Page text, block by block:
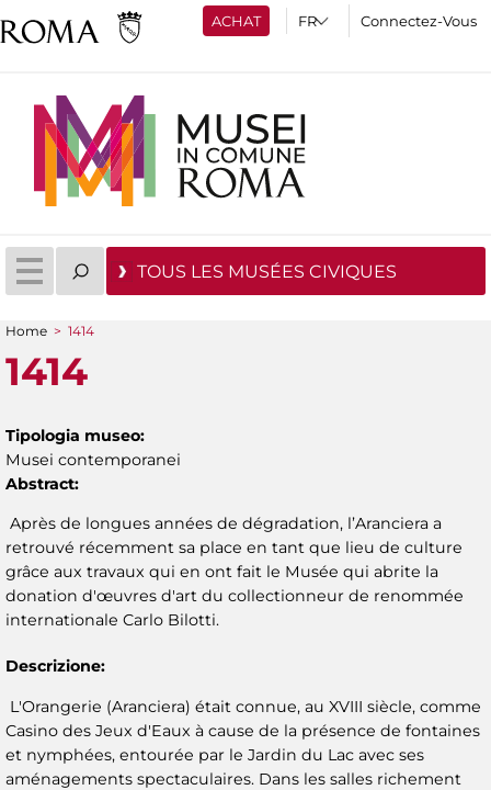
ACHAT Connectez-Vous
TOUS LES MUSÉES CIVIQUES
You are here
Home > 1414
1414
Tipologia museo:
Musei contemporanei
Abstract:
Après de longues années de dégradation, l’Aranciera a
retrouvé récemment sa place en tant que lieu de culture
grâce aux travaux qui en ont fait le Musée qui abrite la
donation d'œuvres d'art du collectionneur de renommée
internationale Carlo Bilotti.
Descrizione:
L'Orangerie (Aranciera) était connue, au XVIII siècle, comme
Casino des Jeux d'Eaux à cause de la présence de fontaines
et nymphées, entourée par le Jardin du Lac avec ses
aménagements spectaculaires. Dans les salles richement